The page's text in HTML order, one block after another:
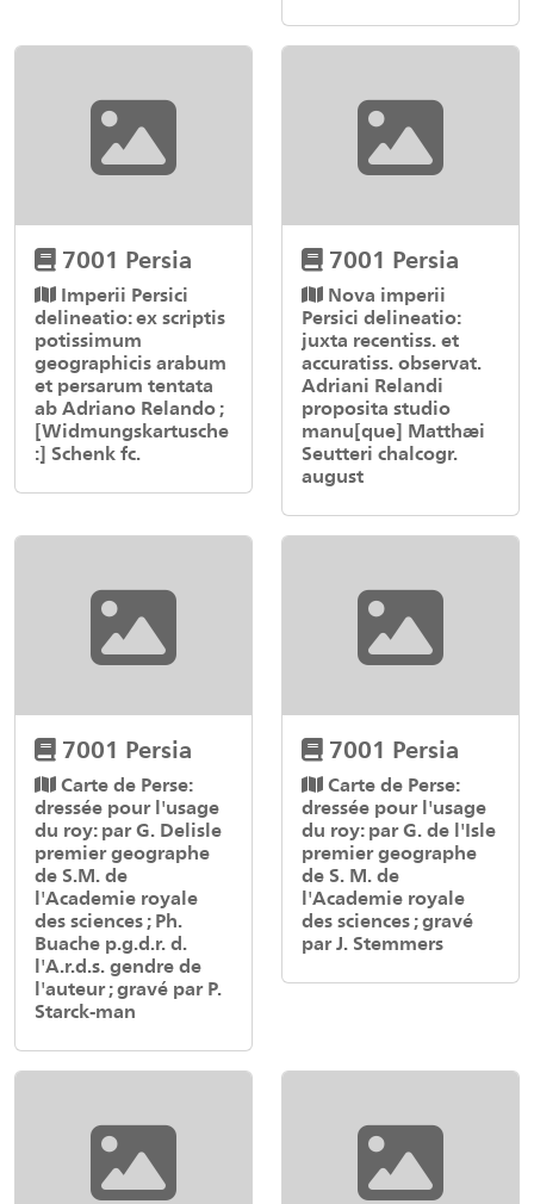
7001 Persia
Imperii Persici
delineatio: ex scriptis
potissimum
geographicis arabum
et persarum tentata
ab Adriano Relando ;
[Widmungskartusche
:] Schenk fc.
7001 Persia
Nova imperii
Persici delineatio:
juxta recentiss. et
accuratiss. observat.
Adriani Relandi
proposita studio
manu[que] Matthæi
Seutteri chalcogr.
august
7001 Persia
Carte de Perse:
dressée pour l'usage
du roy: par G. Delisle
premier geographe
de S.M. de
l'Academie royale
des sciences ; Ph.
Buache p.g.d.r. d.
l'A.r.d.s. gendre de
l'auteur ; gravé par P.
Starck-man
7001 Persia
Carte de Perse:
dressée pour l'usage
du roy: par G. de l'Isle
premier geographe
de S. M. de
l'Academie royale
des sciences ; gravé
par J. Stemmers